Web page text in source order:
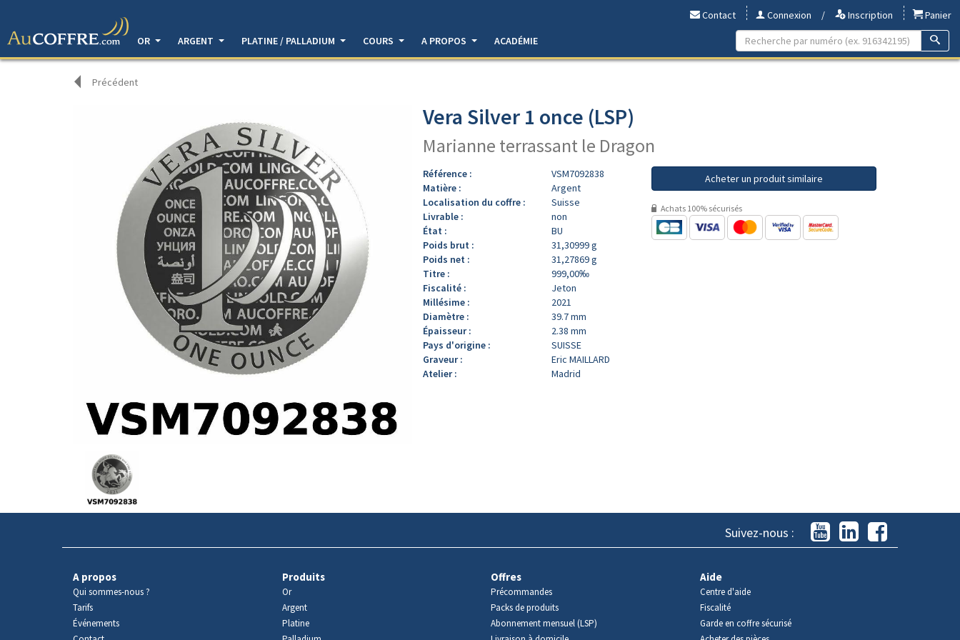
Contact Connexion / Inscription
Panier
OR
ARGENT PLATINE / PALLADIUM COURS A PROPOS ACADÉMIE
Précédent
produit
Vera Silver 1 once (LSP)
Marianne terrassant le Dragon
Référence :
VSM7092838
Matière :
Argent
Localisation du coffre :
Suisse
Livrable :
non
État :
BU
Poids brut :
31,30999 g
Poids net :
31,27869 g
Titre :
999,00‰
Fiscalité :
Jeton
Millésime :
2021
Diamètre :
39.7 mm
Épaisseur :
2.38 mm
Pays d'origine :
SUISSE
Graveur :
Eric MAILLARD
Atelier :
Madrid
Acheter un produit similaire
Achats 100% sécurisés
Suivez-nous :
A propos
Qui sommes-nous ?
Tarifs
Événements
Produits
Or
Argent
Platine
Offres
Précommandes
Packs de produits
Abonnement mensuel (LSP)
Aide
Centre d'aide
Fiscalité
Garde en coffre sécurisé